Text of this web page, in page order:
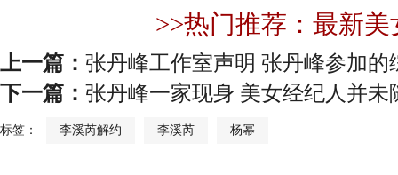
>>热门推荐：最新美
上一篇： 张丹峰工作室声明 张丹峰参加的
下一篇： 张丹峰一家现身 美女经纪人并未
标签： 李溪芮解约 李溪芮 杨幂